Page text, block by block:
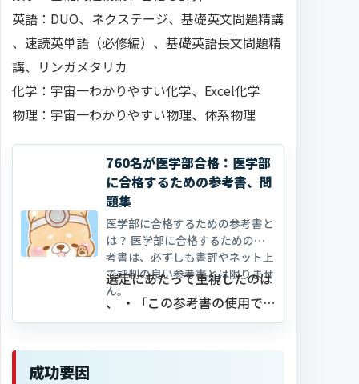
英語：DUO、ネクステージ、基礎英文問題精講
、速読英単語（必修編）、基礎英語長文問題精
講、リンガメタリカ
化学：宇宙一わかりやすい化学、Excel化学
物理：宇宙一わかりやすい物理、体系物理
760名が医学部合格：医学部
に合格するための参考書、問
題集
医学部に合格するための参考書と
は？ 医学部に合格するための参
考書は、必ずしも書評やネット上
で評判の良い参考書とは限りませ
ん。
選定にあたって重視したのは
、 ・「この参考書の使用で医
学部合格は可能」と検証でき
ていること ・ 最短距…
成功要因